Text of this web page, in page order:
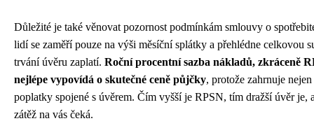
Důležité je také věnovat pozornost podmínkám smlouvy o
lidí se zaměří pouze na výši měsíční splátky a přehlédne celkovou
trvání úvěru zaplatí. Roční procentní sazba nákladů, zkráceně
nejlépe vypovídá o skutečné ceně půjčky, protože zahrnuje
poplatky spojené s úvěrem. Čím vyšší je RPSN, tím dražší úvěr je,
zátěž na vás čeká.